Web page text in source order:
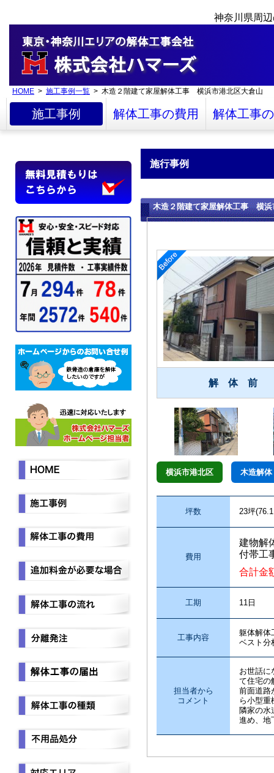
神奈川県周
HOME > 施工事例一覧 > 木造２階建て家屋解体工事 横浜市港北区大倉山
施工事例 解体工事の費用 解体工事
施行事例
木造２階建て家屋解体工事 横浜
解 体 前
横浜市港北区 木造解体
坪数 23坪
費用
建物解
付帯工
合計金
工期 11日
工事内容
躯体解
ベスト分
担当者から
コメント
お世話に
て住宅の
前面道路
ら小型重
隣家の水
進め、地